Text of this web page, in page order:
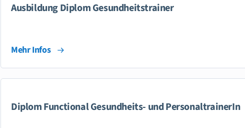
Ausbildung Diplom Gesundheitstrainer
Mehr Infos
Diplom Functional Gesundheits- und PersonaltrainerIn